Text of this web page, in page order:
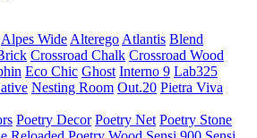
Alpes Wide Alterego Atlantis Blend
Crossroad Chalk Crossroad Wood
Eco Chic Ghost Interno 9 Lab325
Nesting Room Out.20 Pietra Viva
Poetry Decor Poetry Net Poetry Stone